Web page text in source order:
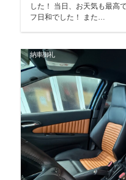
した！ 当日、お天気も最高で、暖かく、風もなく、絶好のゴル
フ日和でした！ また…
納車御礼